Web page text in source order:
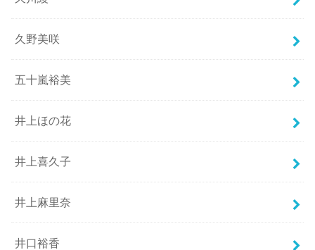
久野美咲
五十嵐裕美
井上ほの花
井上喜久子
井上麻里奈
井口裕香